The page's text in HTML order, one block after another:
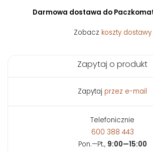
Darmowa dostawa do
Zobacz koszty dostawy
Zapytaj o produkt
Zapytaj przez e-mail
Telefonicznie
600 388 443
Pon.—Pt., 9:00—15:00